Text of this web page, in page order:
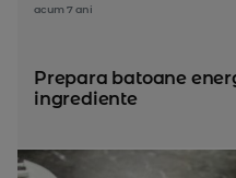
acum 7 ani
Prepara batoane
ingrediente